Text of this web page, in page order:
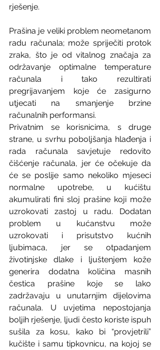
rješenje.
Prašina je veliki problem neometanom
radu računala; može spriječiti protok
zraka, što je od vitalnog značaja za
održavanje optimalne temperature
računala i tako rezultirati
pregrijavanjem koje će zasigurno
utjecati na smanjenje brzine
računalnih performansi.
Privatnim se korisnicima, s druge
strane, u svrhu poboljšanja hlađenja i
rada računala savjetuje redovito
čišćenje računala, jer će očekuje da
će se poslije samo nekoliko mjeseci
normalne upotrebe, u kućištu
akumulirati fini sloj prašine koji može
uzrokovati zastoj u radu. Dodatan
problem u kućanstvu može
uzrokovati i prisutstvo kućnih
ljubimaca, jer se otpadanjem
životinjske dlake i ljuštenjem kože
generira dodatna količina masnih
čestica prašine koje se lako
zadržavaju u unutarnjim dijelovima
računala. U uvjetima nepostojanja
boljih rješenje, ljudi često koriste ispuh
sušila za kosu, kako bi “provjetrili”
kučište i samu tipkovnicu, na kojoj se